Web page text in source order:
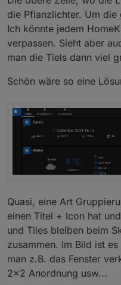
die Pflanzlichter. Um die
Ich könnte jedem
verpassen. Sieht aber
man die Tiels dann viel
Schön wäre so eine
Quasi, eine Art
einen Titel + Icon hat
und Tiles bleiben beim
zusammen. Im Bild ist
man z.B. das Fenster
2x2 Anordnung usw...